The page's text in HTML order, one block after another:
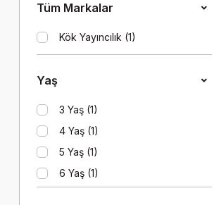
Tüm Markalar
Kök Yayıncılık (1)
Yaş
3 Yaş (1)
4 Yaş (1)
5 Yaş (1)
6 Yaş (1)